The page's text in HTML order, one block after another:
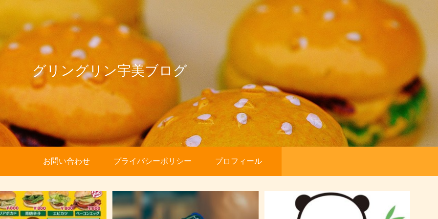
グリングリン宇美ブログ
お問い合わせ プライバシーポリシー プロフィール